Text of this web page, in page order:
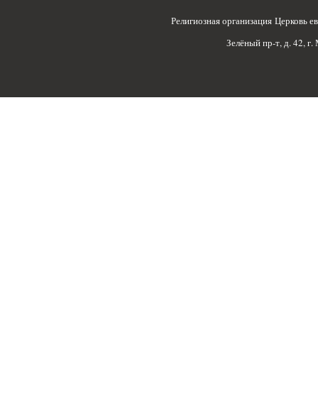
Религиозная организация
Зелёный пр-т, д. 42,